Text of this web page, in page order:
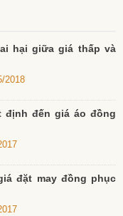
hại giữa giá thấp và
2018
định đến giá áo đồng
đặt may đồng phục